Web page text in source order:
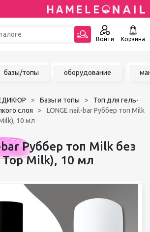
Войти Корзина
базы/топы оборудование
Базы и топы
Топ для гель-
слоя
LONGE nail-bar Руббер топ Milk
10 мл
Руббер топ Milk без
Top Milk), 10 мл